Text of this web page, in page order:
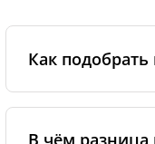
Как
указана на
В чём разница